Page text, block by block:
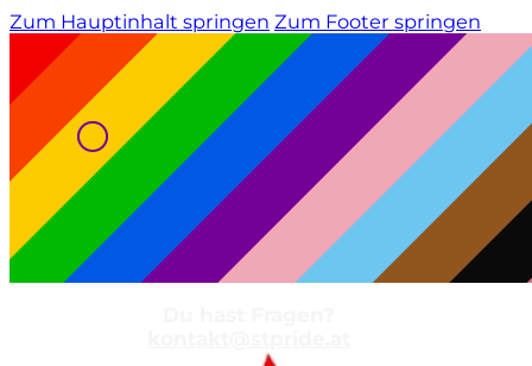
Zum Hauptinhalt springen Zum Footer springen